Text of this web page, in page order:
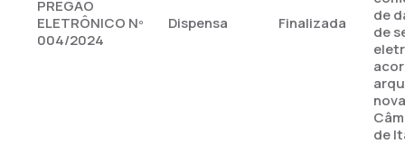
PREGÃO
ELETRÔNICO Nº
004/2024
Dispensa Finalizada
de
de
de